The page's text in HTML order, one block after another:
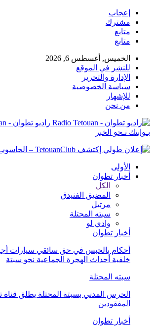
إعجاب
مشترك
متابع
متابع
الخميس, أغسطس 6, 2026
للنشر في الموقع
الإدارة والتحرير
سياسة الخصوصية
للإشهار
من نحن
بـوابتك نـحو الخبر
الأولى
أخبار تطوان
الكل
المضيق الفنيدق
مرتيل
سبته المحتلة
وادي لو
أخبار تطوان
أحكام بالحبس في حق سائقي سيارات
خلفية أحداث الهجرة الجماعية نحو سبتة
سبته المحتلة
الحرس المدني بسبتة المحتلة يطلق قناة
المفقودين
أخبار تطوان